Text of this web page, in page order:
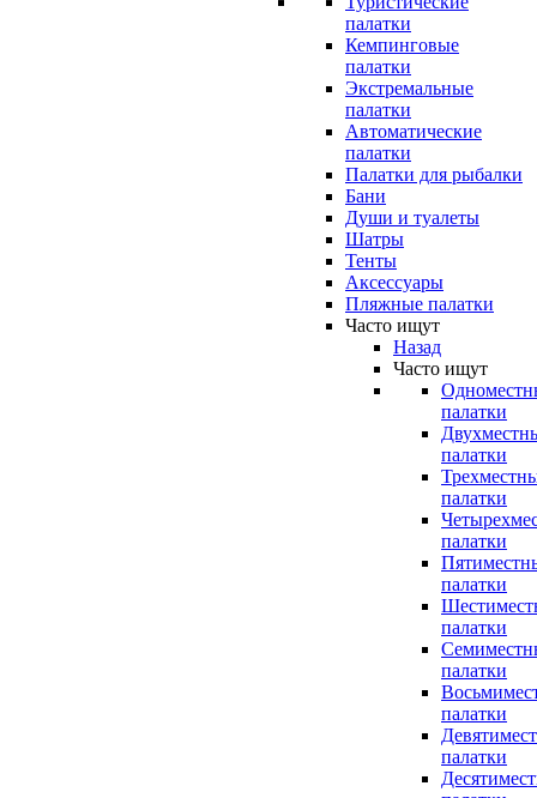
палатки
Кемпинговые
палатки
Экстремальные
палатки
Автоматические
палатки
Палатки для рыбалки
Бани
Души и туалеты
Шатры
Тенты
Аксессуары
Пляжные палатки
Часто ищут
Назад
Часто ищут
палатки
палатки
палатки
палатки
палатки
палатки
палатки
палатки
палатки